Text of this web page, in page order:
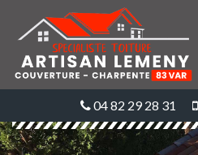
04 82 29 28 31